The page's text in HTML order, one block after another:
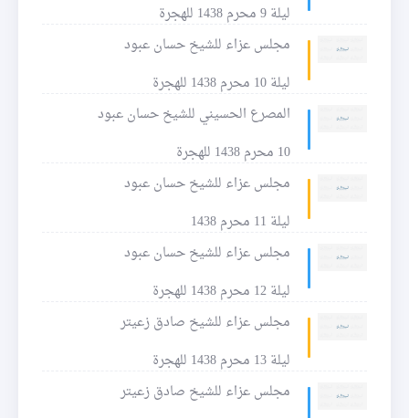
ليلة 9 محرم 1438 للهجرة
مجلس عزاء للشيخ حسان عبود
ليلة 10 محرم 1438 للهجرة
المصرع الحسيني للشيخ حسان عبود
10 محرم 1438 للهجرة
مجلس عزاء للشيخ حسان عبود
ليلة 11 محرم 1438
مجلس عزاء للشيخ حسان عبود
ليلة 12 محرم 1438 للهجرة
مجلس عزاء للشيخ صادق زعيتر
ليلة 13 محرم 1438 للهجرة
مجلس عزاء للشيخ صادق زعيتر